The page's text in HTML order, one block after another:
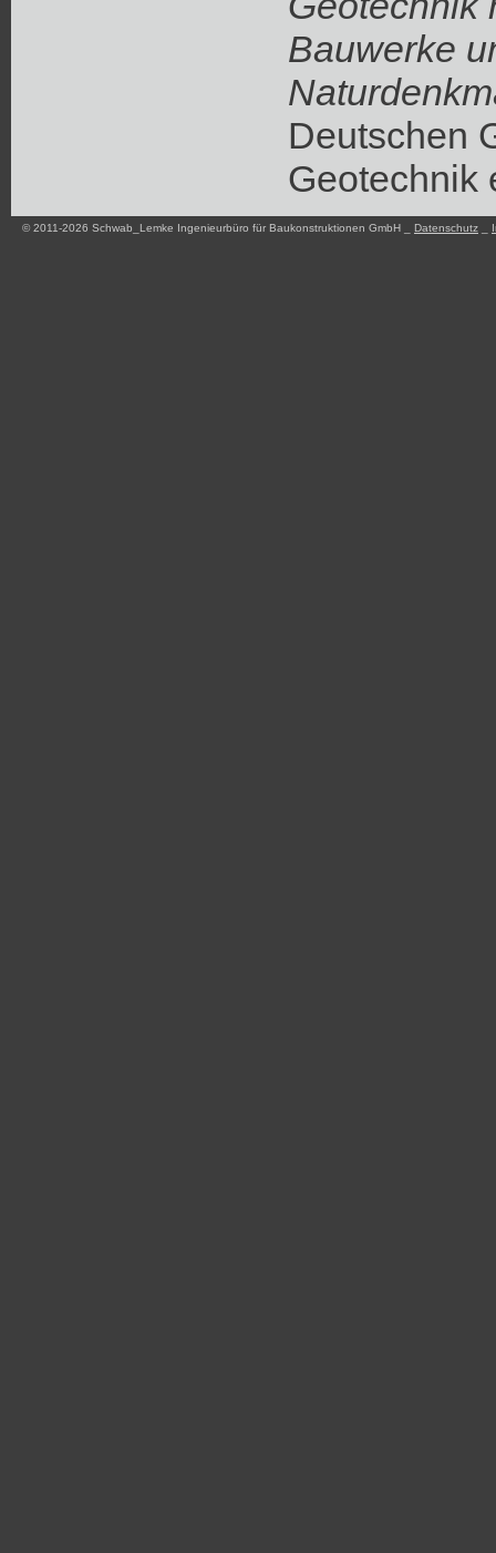
Bauwerke
Deutschen
Geotechnik
© 2011-2026 Schwab_Lemke Ingenieurbüro für Baukonstruktionen GmbH _ Datenschutz